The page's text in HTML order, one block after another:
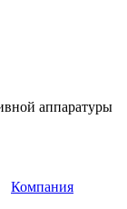
аппаратуры
Компания